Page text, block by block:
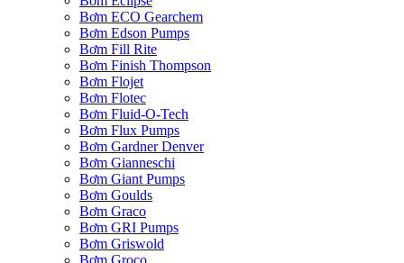
Bơm ECO Gearchem
Bơm Edson Pumps
Bơm Fill Rite
Bơm Finish Thompson
Bơm Flojet
Bơm Flotec
Bơm Fluid-O-Tech
Bơm Flux Pumps
Bơm Gardner Denver
Bơm Gianneschi
Bơm Giant Pumps
Bơm Goulds
Bơm Graco
Bơm GRI Pumps
Bơm Griswold
Bơm Groco